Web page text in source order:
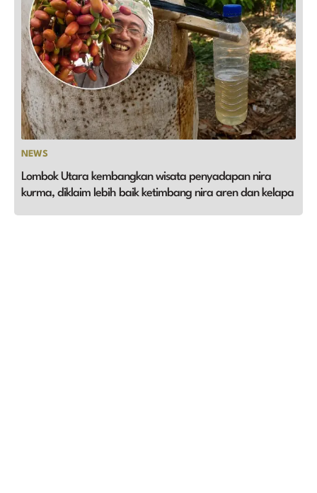
NEWS
Lombok Utara kembangkan wisata penyadapan nira
kurma, diklaim lebih baik ketimbang nira aren dan kelapa